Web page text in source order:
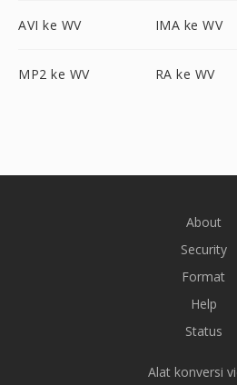
AVI ke WV IMA ke WV
MP2 ke WV RA ke WV
About
Security
Format
Help
Status
Alat konversi